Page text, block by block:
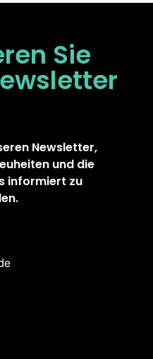
Sie
Newsletter,
und die
informiert zu